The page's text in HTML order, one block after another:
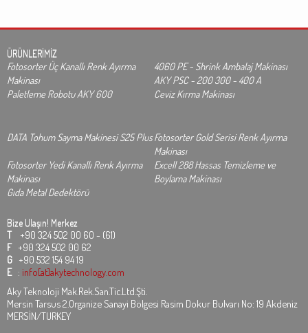
ÜRÜNLERİMİZ
Fotosorter Üç Kanallı Renk Ayırma
Makinası
4060 PE - Shrink Ambalaj Makinası
AKY PSC - 200 300 - 400 A
Paletleme Robotu AKY 600
Ceviz Kırma Makinası
DATA Tohum Sayma Makinesi S25 PlusFotosorter Gold Serisi Renk Ayırma
Makinası
Fotosorter Yedi Kanallı Renk Ayırma
Makinası
Excell 288 Hassas Temizleme ve
Boylama Makinası
Gıda Metal Dedektörü
Bize Ulaşın! Merkez
T +90 324 502 00 60 - (61)
F +90 324 502 00 62
G +90 532 154 94 19
E : info[at]akytechnology.com
Aky Teknoloji Mak.Rek.San.Tic.Ltd.Şti.
Mersin Tarsus 2.Organize Sanayi Bölgesi Rasim Dokur Bulvarı No: 19 Akdeniz
MERSİN/TURKEY